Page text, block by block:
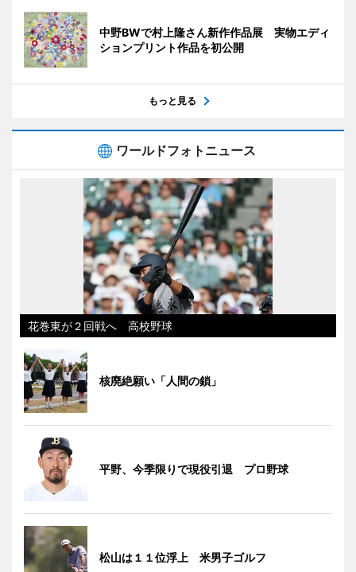
中野BWで村上隆さん新作作品展 実物エディ
ションプリント作品を初公開
もっと見る
ワールドフォトニュース
花巻東が２回戦へ 高校野球
核廃絶願い「人間の鎖」
平野、今季限りで現役引退 プロ野球
松山は１１位浮上 米男子ゴルフ